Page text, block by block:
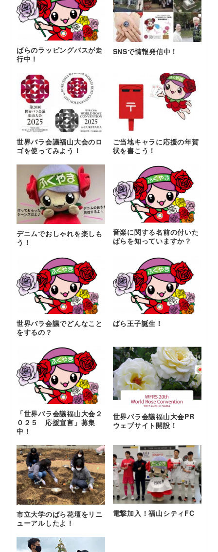
ばらのラッピングバスが走
行中！
SNSで情報発信中！
世界バラ会議福山大会のロ
ゴを使ってみよう！
ご当地キャラに応援の年賀
状を書こう！
デニムでおしゃれを楽しも
う！
音楽に関する名前の付いた
ばらを知っていますか？
世界バラ会議でどんなこと
をするの？
ばら王子誕生！
「世界バラ会議福山大会２
０２５ 応援宣言」募集
中！
世界バラ会議福山大会PR
ウェブサイト開設！
市立大学のばら花壇をリニ
ューアルしたよ！
電撃加入！福山シティFC